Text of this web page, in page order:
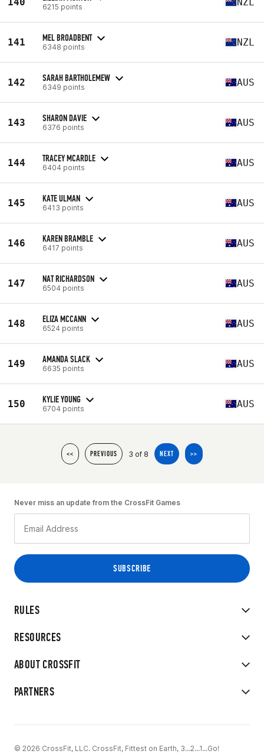
6215 points
141 MEL BROADBENT
6348 points NZL
142 SARAH BARTHOLEMEW
6349 points AUS
143 SHARON DAVIE
6376 points AUS
144 TRACEY MCARDLE
6404 points AUS
145 KATE ULMAN
6413 points AUS
146 KAREN BRAMBLE
6417 points AUS
147 NAT RICHARDSON
6504 points AUS
148 ELIZA MCCANN
6524 points AUS
149 AMANDA SLACK
6635 points AUS
150 KYLIE YOUNG
6704 points AUS
<< PREVIOUS 3 of 8 NEXT >>
RULES
RESOURCES
ABOUT CROSSFIT
PARTNERS
Never miss an update from the CrossFit Games
© 2026 CrossFit, LLC. CrossFit, Fittest on Earth, 3...2...1...Go!